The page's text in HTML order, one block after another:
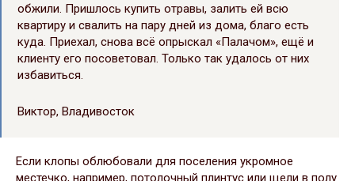
обжили. Пришлось купить отравы, залить ей всю
квартиру и свалить на пару дней из дома, благо есть
куда. Приехал, снова всё опрыскал «Палачом», ещё и
клиенту его посоветовал. Только так удалось от них
избавиться.
Виктор, Владивосток
Если клопы облюбовали для поселения укромное
местечко, например, потолочный плинтус или щели в полу